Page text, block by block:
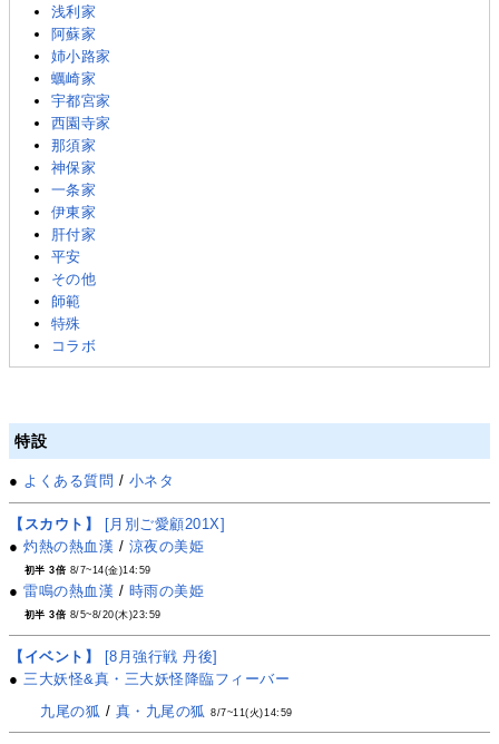
浅利家
阿蘇家
姉小路家
蠣崎家
宇都宮家
西園寺家
那須家
神保家
一条家
伊東家
肝付家
平安
その他
師範
特殊
コラボ
特設
● よくある質問 / 小ネタ
【スカウト】
[月別ご愛顧201X]
●灼熱の熱血漢 / 涼夜の美姫
初半 3倍 8/7~14(金)14:59
●雷鳴の熱血漢 / 時雨の美姫
初半 3倍 8/5~8/20(木)23:59
【イベント】
[8月強行戦 丹後]
● 三大妖怪&真・三大妖怪降臨フィーバー
九尾の狐 / 真・九尾の狐 8/7~11(火)14:59